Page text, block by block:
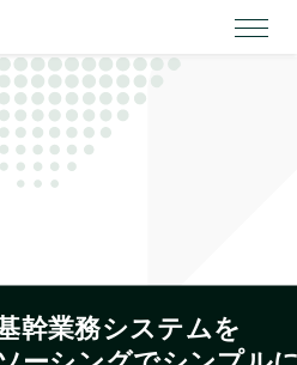
幹業務システムを